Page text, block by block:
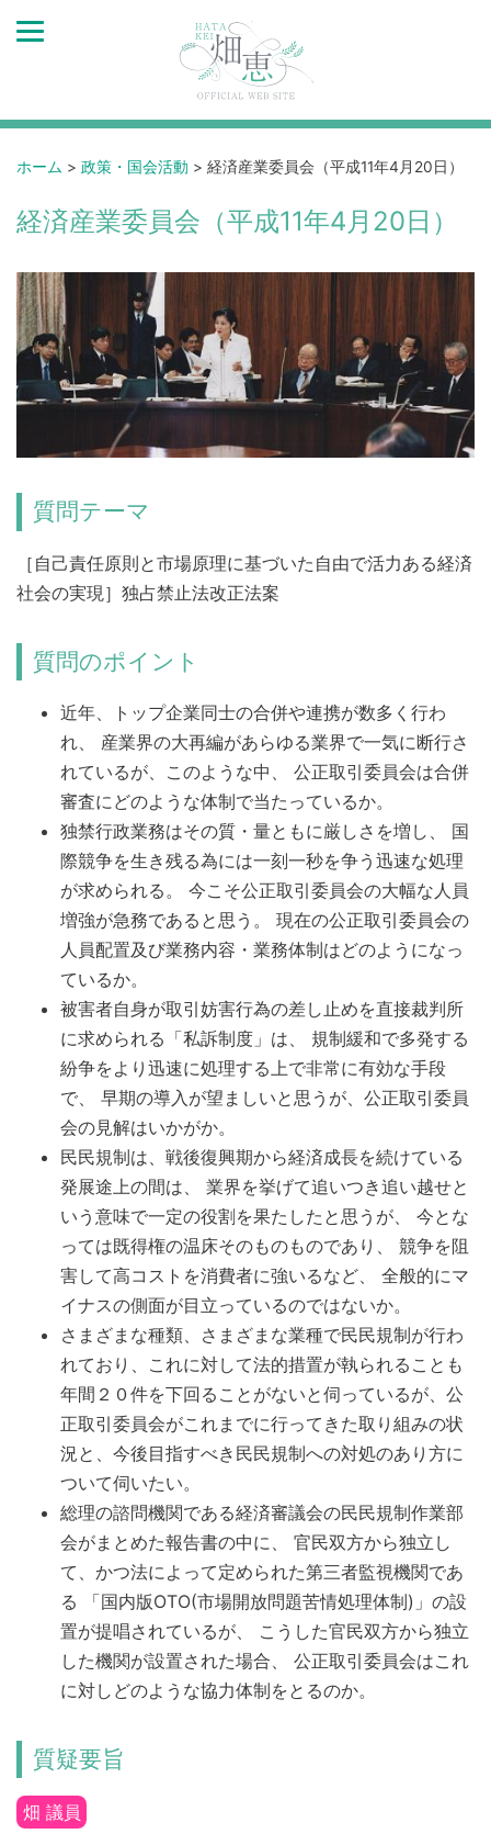
ホーム > 政策・国会活動 > 経済産業委員会（平成11年4月20日）
経済産業委員会（平成11年4月20日）
質問テーマ
［自己責任原則と市場原理に基づいた自由で活力ある経済
社会の実現］独占禁止法改正法案
質問のポイント
近年、トップ企業同士の合併や連携が数多く行わ
れ、 産業界の大再編があらゆる業界で一気に断行さ
れているが、このような中、 公正取引委員会は合併
審査にどのような体制で当たっているか。
独禁行政業務はその質・量ともに厳しさを増し、 国
際競争を生き残る為には一刻一秒を争う迅速な処理
が求められる。 今こそ公正取引委員会の大幅な人員
増強が急務であると思う。 現在の公正取引委員会の
人員配置及び業務内容・業務体制はどのようになっ
ているか。
被害者自身が取引妨害行為の差し止めを直接裁判所
に求められる「私訴制度」は、 規制緩和で多発する
紛争をより迅速に処理する上で非常に有効な手段
で、 早期の導入が望ましいと思うが、公正取引委員
会の見解はいかがか。
民民規制は、戦後復興期から経済成長を続けている
発展途上の間は、 業界を挙げて追いつき追い越せと
いう意味で一定の役割を果たしたと思うが、 今とな
っては既得権の温床そのものものであり、 競争を阻
害して高コストを消費者に強いるなど、 全般的にマ
イナスの側面が目立っているのではないか。
さまざまな種類、さまざまな業種で民民規制が行わ
れており、これに対して法的措置が執られることも
年間２０件を下回ることがないと伺っているが、公
正取引委員会がこれまでに行ってきた取り組みの状
況と、今後目指すべき民民規制への対処のあり方に
ついて伺いたい。
総理の諮問機関である経済審議会の民民規制作業部
会がまとめた報告書の中に、 官民双方から独立し
て、かつ法によって定められた第三者監視機関であ
る 「国内版OTO(市場開放問題苦情処理体制)」の設
置が提唱されているが、 こうした官民双方から独立
した機関が設置された場合、 公正取引委員会はこれ
に対しどのような協力体制をとるのか。
質疑要旨
畑 議員